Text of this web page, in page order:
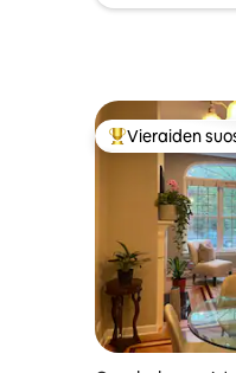
Vieraiden
Vieraiden